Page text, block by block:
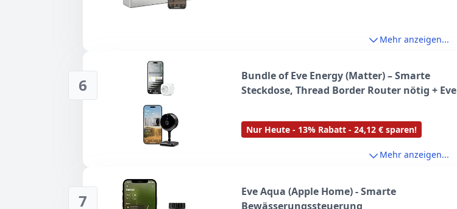
Mehr anzeigen...
6
Bundle of Eve Energy (Matter) – Smarte
Steckdose, Thread Border Router nötig + Eve
WLAN, 100 Prozent Privatsphäre, HomeKit
Secure Video
Nur Heute - 13% Rabatt - 24,12 € sparen!
Mehr anzeigen...
7
Eve Aqua (Apple Home) - Smarte
Bewässerungssteuerung